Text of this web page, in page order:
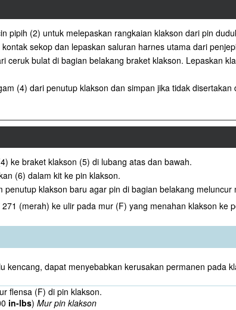
pipih (2) untuk melepaskan rangkaian klakson dari pin
sekop dan lepaskan saluran harnes utama dari
ceruk bulat di bagian belakang braket klakson. Lepaskan
(4) dari penutup klakson dan simpan jika tidak disertakan
ke braket klakson (5) di lubang atas dan bawah.
(6) dalam kit ke pin klakson.
penutup klakson baru agar pin di bagian belakang
271 (merah) ke ulir pada mur (F) yang menahan klakson ke
kencang, dapat menyebabkan kerusakan permanen pada
flensa (F) di pin klakson.
in-lbs) Mur pin klakson